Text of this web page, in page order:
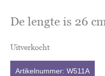
De lengte is 26
Uitverkocht
Artikelnummer: W511A